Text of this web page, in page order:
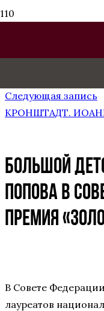
Предыдущая запись
Следующая запись
КРОНШТАДТ.
БОЛЬШОЙ
ПОПОВА В
ПРЕМИЯ
В Совете
лауреатов